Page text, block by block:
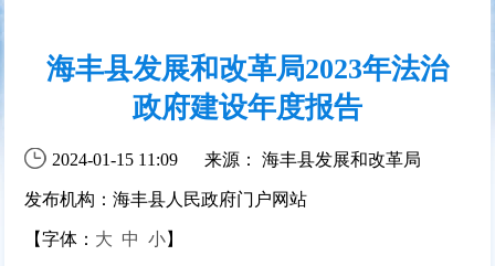
海丰县发展和改革局2023年法治
政府建设年度报告
2024-01-15 11:09 来源： 海丰县发展和改革局
发布机构：海丰县人民政府门户网站
【字体： 大 中 小】